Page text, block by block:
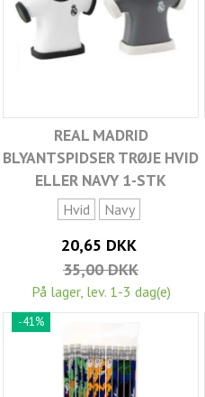
REAL MADRID
BLYANTSPIDSER TRØJE HVID
ELLER NAVY 1-STK
Hvid Navy
20,65 DKK
35,00 DKK
På lager, lev. 1-3 dag(e)
-41%